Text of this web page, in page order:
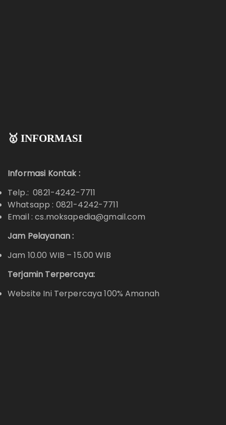
🥇 INFORMASI
Informasi Kontak :
Telp.: 0821-4242-7711
Whatsapp : 0821-4242-7711
Email : cs.moksapedia@gmail.com
Jam Pelayanan :
Jam 10.00 WIB – 15.00 WIB
Terjamin Terpercaya:
Website Ini Terpercaya 100% Amanah